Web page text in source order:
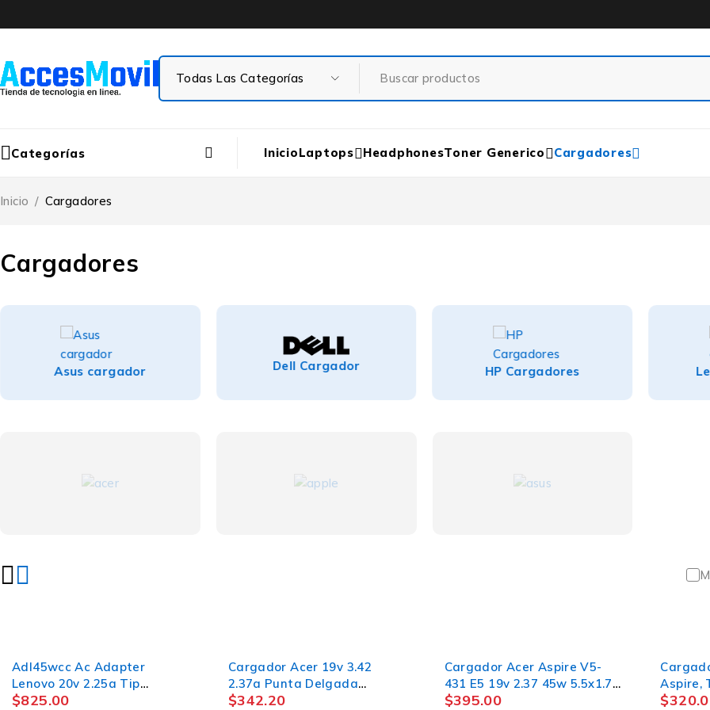
Categorías InicioLaptops HeadphonesToner Generico Cargadores
Cargadores
Inicio / Cargadores
Asus cargador Dell Cargador HP Cargadores
Adl45wcc Ac Adapter
Lenovo 20v 2.25a Tip
4.0x1.7mm 45w cargador
$825.00
Cargador Acer 19v 3.42
2.37a Punta Delgada
3.3x1.1m
$342.20
Cargador Acer Aspire V5-
431 E5 19v 2.37 45w 5.5x1.7
PUNTA AMARLLO
$395.00
Aspire,
19v
$